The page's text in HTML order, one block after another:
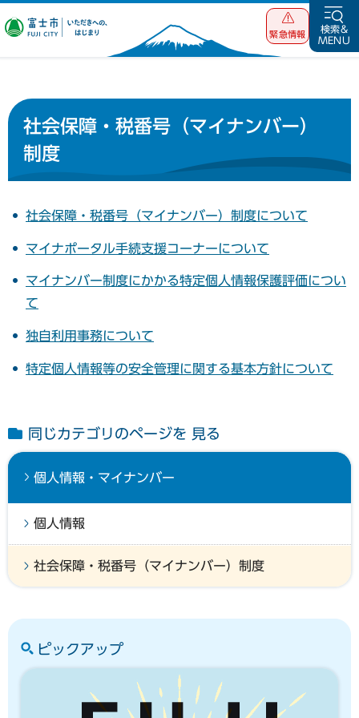
富士市 いただ
緊急情報
検索&
MENU
社会保障・税番号（マイナンバー）
制度
社会保障・税番号（マイナンバー）制度について
マイナポータル手続支援コーナーについて
マイナンバー制度にかかる特定個人情報保護評価につい
て
独自利用事務について
特定個人情報等の安全管理に関する基本方針について
同じカテゴリのページを 見る
個人情報・マイナンバー
個人情報
社会保障・税番号（マイナンバー）制度
ピックアップ